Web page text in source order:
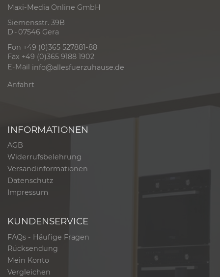
Maxi-Media Online GmbH
Siemensstr. 39B
D - 07546 Gera
Fon +49 (0)365 527881-88
Fax +49 (0)365 9188 1902
E-Mail info@allesfuerzuhause.de
Anfahrt
INFORMATIONEN
AGB
Widerrufsbelehrung
Versandinformationen
Datenschutz
Impressum
KUNDENSERVICE
FAQs - Häufige Fragen
Rücksendung
Mein Konto
Vergleichen